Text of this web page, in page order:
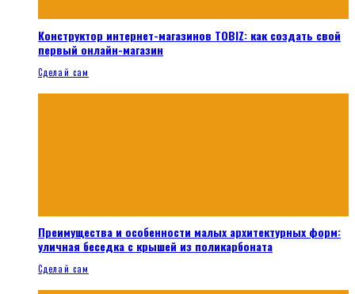
Конструктор интернет-магазинов TOBIZ: как создать свой
первый онлайн-магазин
Сделай сам
Преимущества и особенности малых архитектурных форм:
уличная беседка с крышей из поликарбоната
Сделай сам